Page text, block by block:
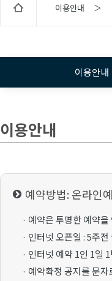
이용안내 ＞
이용안내
이용안내
예약방법: 온라인
· 예약은 투명한 예약
· 인터넷 오픈일 : 5주
· 인터넷 예약 1인 1일
· 예약확정 공지를 문